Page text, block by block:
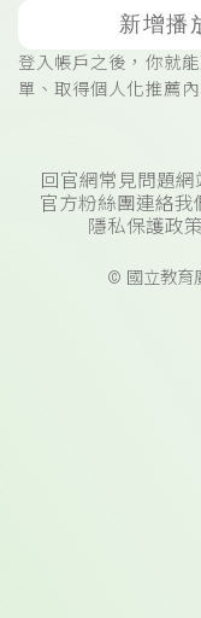
新增播
登入帳戶之後，你就
單、取得個人化推薦內
回官網常見問題網
官方粉絲團連絡我
隱私保護政策
© 國立教育